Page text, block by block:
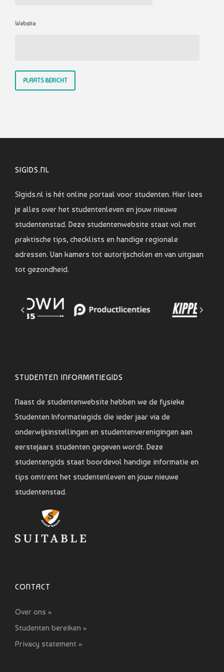
Website
SIGIDS.NL
SIgids.nl is hét online portaal voor studenten. Hier lees
je alles over het studentenleven en jouw nieuwe
studentenstad. Deze studentenwebsite staat vol met
praktische tips, checklists en handige regionale
adressen. Van kamers tot autorijscholen en van uitgaan
tot gezondheid.
STUDENTEN INFORMATIEGIDS
Naast de studentenwebsite hebben we de fysieke
Studenten Informatiegids die ieder jaar via de
onderwijsinstellingen en studentenverenigingen aan
eerstejaars studenten gegeven wordt. Deze
studentengids staat boordevol handige informatie en
tips omtrent het studentenleven en jouw nieuwe
studentenstad.
CONTACT
Over ons »
Studenten bereiken »
Privacy statement »